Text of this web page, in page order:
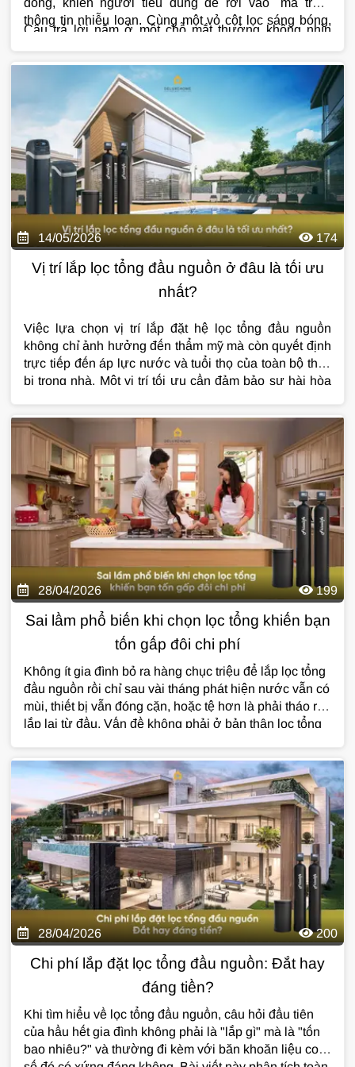
đồng, khiến người tiêu dùng dễ rơi vào "ma trận"
thông tin nhiễu loạn. Cùng một vỏ cột lọc sáng bóng,
phẩm này lại đắt gấp 10 lần sản phẩm kia?
Câu trả lời nằm ở một chỗ mắt thường không nhìn
– đây mới thực sự là "linh hồn" của toàn bộ hệ thống,
quyết định độ sạch, độ an toàn và tuổi thọ của nguồn
nước gia đình bạn sử dụng mỗi ngày. Bài viết sau đây
Deluxe Home sẽ phân tích chi tiết giữa
vật liệu lọc
tổng đầu nguồn cao cấp và giá rẻđể bạn có cái nhìn rõ
ràng nhất!
14/05/2026 174
Vị trí lắp lọc tổng đầu nguồn ở đâu là tối ưu
nhất?
Việc lựa chọn vị trí lắp đặt hệ lọc tổng đầu nguồn
không chỉ ảnh hưởng đến thẩm mỹ mà còn quyết định
trực tiếp đến áp lực nước và tuổi thọ của toàn bộ thiết
bị trong nhà. Một vị trí tối ưu cần đảm bảo sự hài hòa
tiện trong quá trình bảo trì định kỳ. Với kinh nghiệm
triển khai hàng ngàn dự án thực tế, Deluxe Home sẽ
giúp bạn xác định "tọa độ vàng" để hệ thống phát huy
tối đa hiệu năng lọc và bảo vệ ngôi nhà toàn diện nhất.
28/04/2026 199
Sai lầm phổ biến khi chọn lọc tổng khiến bạn
tốn gấp đôi chi phí
Không ít gia đình bỏ ra hàng chục triệu để lắp lọc tổng
đầu nguồn rồi chỉ sau vài tháng phát hiện nước vẫn có
mùi, thiết bị vẫn đóng cặn, hoặc tệ hơn là phải tháo ra
lắp lại từ đầu. Vấn đề không phải ở bản thân lọc tổng
chọn và lắp đặt. Bài viết này chỉ thẳng từng sai lầm và
lý do tại sao nó khiến bạn tốn gấp đôi.
28/04/2026 200
Chi phí lắp đặt lọc tổng đầu nguồn: Đắt hay
đáng tiền?
Khi tìm hiểu về lọc tổng đầu nguồn, câu hỏi đầu tiên
của hầu hết gia đình không phải là "lắp gì" mà là "tốn
bao nhiêu?" và thường đi kèm với băn khoăn liệu con